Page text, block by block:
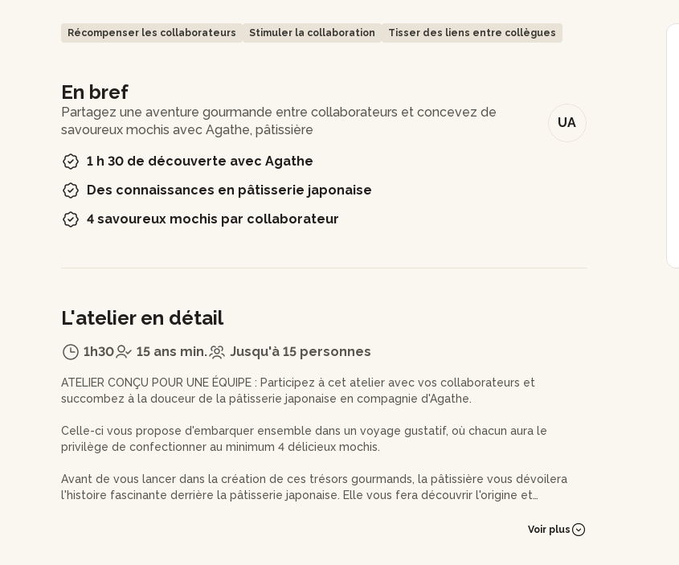
Récompenser les collaborateurs Stimuler la collaboration Tisser des liens entre collègues
En bref
UA
Partagez une aventure gourmande entre collaborateurs et concevez de
savoureux mochis avec Agathe, pâtissière
1 h 30 de découverte avec Agathe
Des connaissances en pâtisserie japonaise
4 savoureux mochis par collaborateur
L'atelier en détail
1h30 15 ans min. Jusqu'à 15 personnes
ATELIER CONÇU POUR UNE ÉQUIPE : Participez à cet atelier avec vos collaborateurs et
succombez à la douceur de la pâtisserie japonaise en compagnie d'Agathe.
Celle-ci vous propose d'embarquer ensemble dans un voyage gustatif, où chacun aura le
privilège de confectionner au minimum 4 délicieux mochis.
Avant de vous lancer dans la création de ces trésors gourmands, la pâtissière vous dévoilera
l'histoire fascinante derrière la pâtisserie japonaise. Elle vous fera découvrir l'origine et
Voir plus